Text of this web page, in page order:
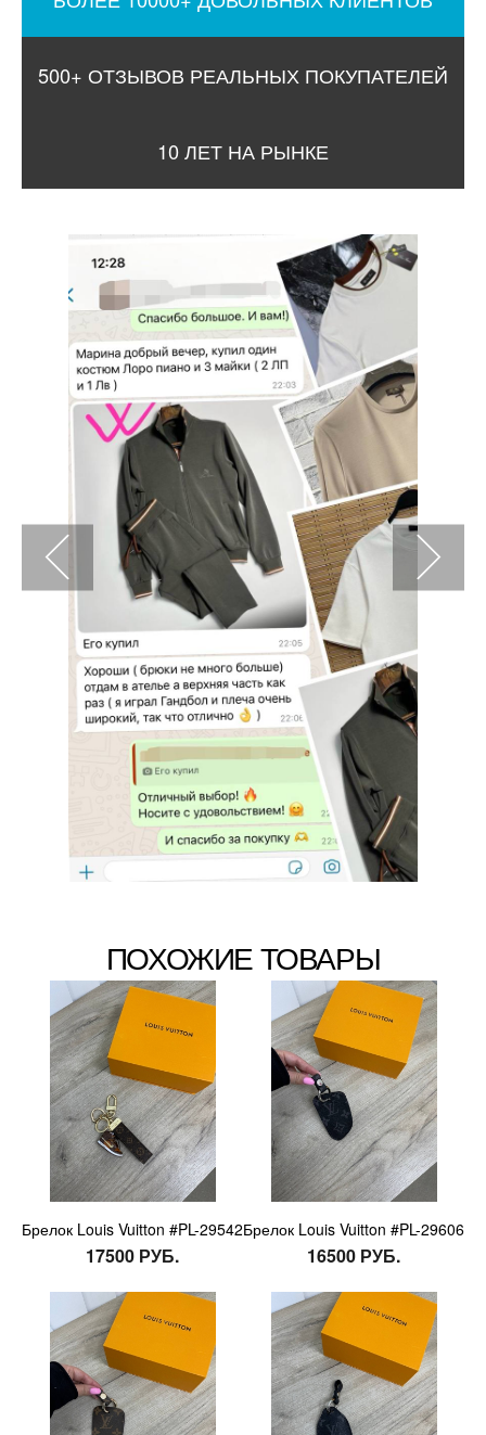
500+ ОТЗЫВОВ РЕАЛЬНЫХ ПОКУПАТЕЛЕЙ
10 ЛЕТ НА РЫНКЕ
ПОХОЖИЕ ТОВАРЫ
Брелок Louis Vuitton #PL-29542
17500 РУБ.
Брелок Louis Vuitton #PL-29606
16500 РУБ.